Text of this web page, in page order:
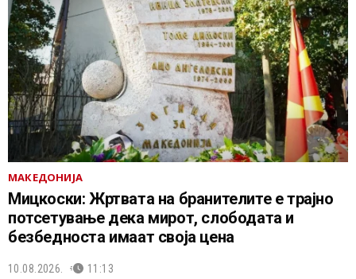
МАКЕДОНИЈА
Мицкоски: Жртвата на бранителите е трајно
потсетување дека мирот, слободата и
безбедноста имаат своја цена
10.08.2026. 11:13